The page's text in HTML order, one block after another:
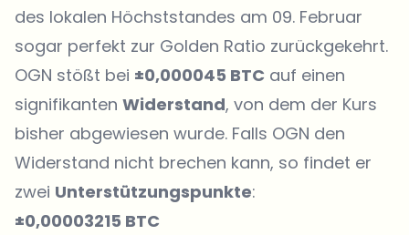
des lokalen Höchststandes am 09. Februar
sogar perfekt zur Golden Ratio zurückgekehrt.
OGN stößt bei ±0,000045 BTC auf einen
signifikanten Widerstand, von dem der Kurs
bisher abgewiesen wurde. Falls OGN den
Widerstand nicht brechen kann, so findet er
zwei Unterstützungspunkte:
±0,00003215 BTC